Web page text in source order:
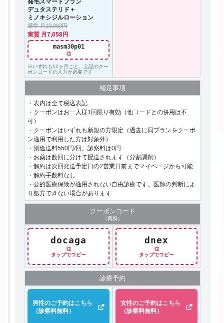
発毛スマートプラン
デュタステリド＋
ミノキシジルローション
通常 月10,083円
実質 月7,058円
masm30p01
⧉
※いずれも12ヶ月ごと。上記のクー
ポンコードの入力が必要です
補足事項
・表内は全て税込表記
・クーポンはお一人様1回限り有効（他コードとの併用は不
可）
・クーポンはいずれも新規の方限定（過去に同プランをクーポ
ン適用で利用した方は対象外）
・別途送料550円/回。診察料は0円
・お薬は数回に分けて配送されます（分割調剤）
・解約は次回発送予定日の2営業日前までマイページから可能
・解約手数料なし
・公的医療保険が適用されない自由診療です。医師の判断によ
り処方できない場合があります
クーポン コード
（再掲）
docaga
⧉
タップでコピー
dnex
⧉
タップでコピー
診療予約
男性のご予約はこちら
（診察料無料）
女性のご予約はこちら
（診察料無料）